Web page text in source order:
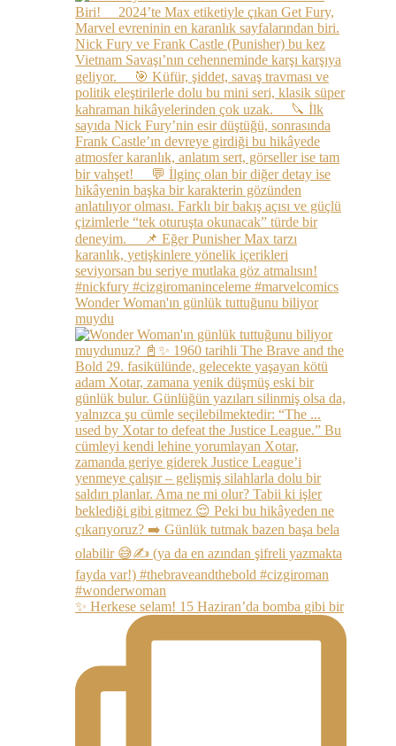
Wonder Woman'ın günlük tuttuğunu biliyor
muydu
✨ Herkese selam! 15 Haziran’da bomba gibi bir